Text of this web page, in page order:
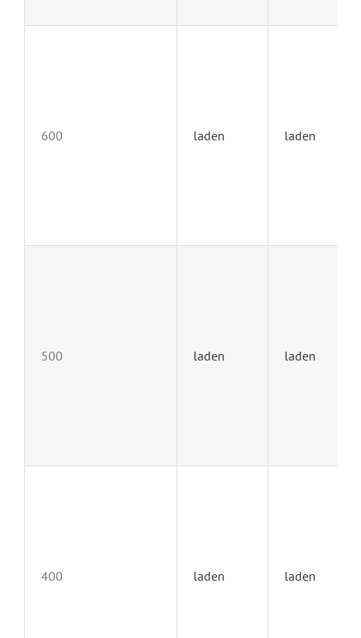
600 laden laden
500 laden laden
400 laden laden